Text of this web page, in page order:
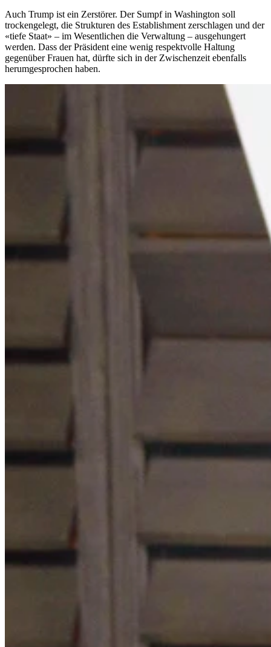
Auch Trump ist ein Zerstörer. Der Sumpf in Washington soll
trockengelegt, die Strukturen des Establishment zerschlagen und der
«tiefe Staat» – im Wesentlichen die Verwaltung – ausgehungert
werden. Dass der Präsident eine wenig respektvolle Haltung
gegenüber Frauen hat, dürfte sich in der Zwischenzeit ebenfalls
herumgesprochen haben.